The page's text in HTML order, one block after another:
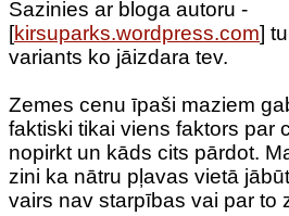
Sazinies ar bloga autoru -
[kirsuparks.wordpress.com]
variants ko jāizdara tev.
Zemes cenu īpaši maziem
faktiski tikai viens faktors par
nopirkt un kāds cits pārdot.
zini ka nātru pļavas vietā
vairs nav starpības vai par to